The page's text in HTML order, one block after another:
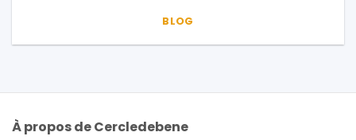
BLOG
À propos de Cercledebene